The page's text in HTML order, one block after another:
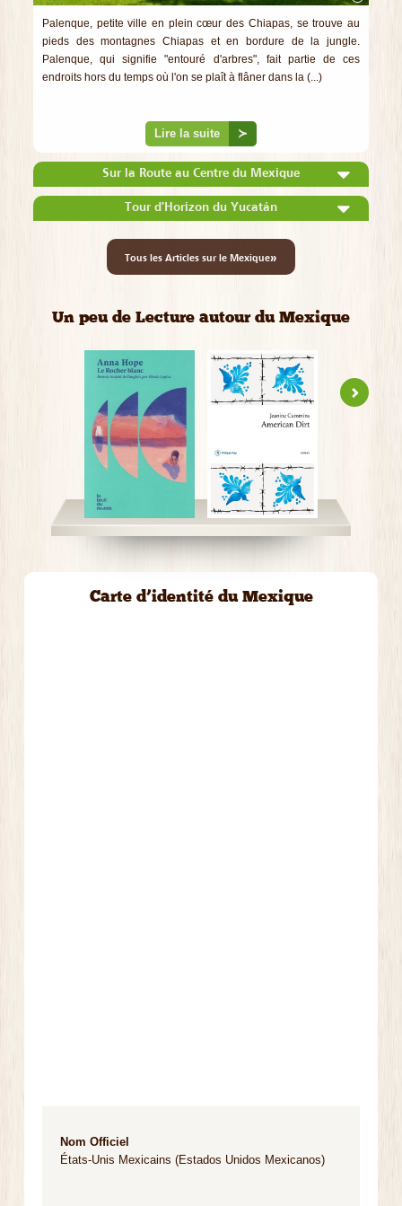
Palenque, petite ville en plein cœur des Chiapas, se trouve au
pieds des montagnes Chiapas et en bordure de la jungle.
Palenque, qui signifie "entouré d'arbres", fait partie de ces
endroits hors du temps où l'on se plaît à flâner dans la (...)
Lire la suite ≻
Sur la Route au Centre du Mexique
Tour d'Horizon du Yucatán
Tous les Articles sur le Mexique»
Un peu de Lecture autour du Mexique
Carte d’identité du Mexique
Nom Officiel
États-Unis Mexicains (Estados Unidos Mexicanos)